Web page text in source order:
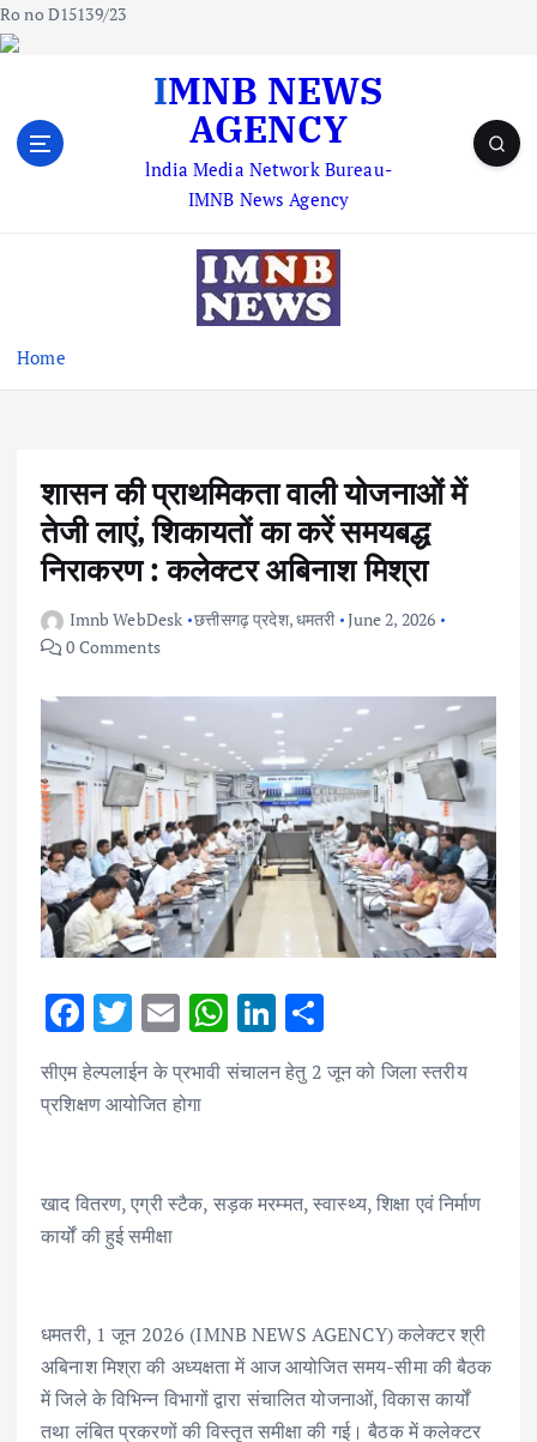
Ro no D15139/23
IMNB NEWS
AGENCY
lndia Media Network Bureau-
IMNB News Agency
Home
शासन की प्राथमिकता वाली योजनाओं में
तेजी लाएं, शिकायतों का करें समयबद्ध
निराकरण : कलेक्टर अबिनाश मिश्रा
Imnb WebDesk छत्तीसगढ़ प्रदेश,धमतरी June 2, 2026
0 Comments
F
ac
e
b
o
k
T
w
it
te
E
m
ai
l
W
h
at
p
Li
n
k
n
ar
सीएम हेल्पलाईन के प्रभावी संचालन हेतु 2 जून को जिला स्तरीय
प्रशिक्षण आयोजित होगा
खाद वितरण, एग्री स्टैक, सड़क मरम्मत, स्वास्थ्य, शिक्षा एवं निर्माण
कार्यों की हुई समीक्षा
धमतरी, 1 जून 2026 (IMNB NEWS AGENCY) कलेक्टर श्री
अबिनाश मिश्रा की अध्यक्षता में आज आयोजित समय-सीमा की बैठक
में जिले के विभिन्न विभागों द्वारा संचालित योजनाओं, विकास कार्यों
तथा लंबित प्रकरणों की विस्तृत समीक्षा की गई। बैठक में कलेक्टर